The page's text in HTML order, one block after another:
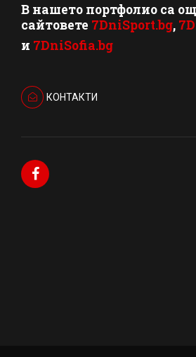
В нашето портфолио са
сайтовете 7DniSport.bg,
и 7DniSofia.bg
КОНТАКТИ